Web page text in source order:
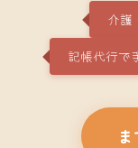
介護
記帳代行で